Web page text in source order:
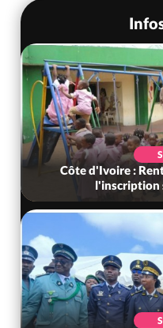
Côte d'Ivoire :
l'inscription